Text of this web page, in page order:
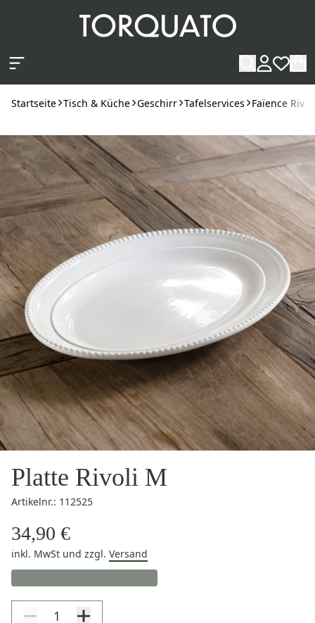
Startseite Tisch & Küche Geschirr Tafelservices Faïence Rivoli
Platte Rivoli M
Artikelnr.: 112525
34,90 €
inkl. MwSt und zzgl. Versand